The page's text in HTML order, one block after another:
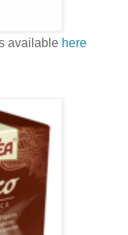
available here